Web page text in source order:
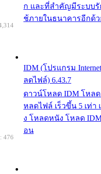
ก และที่สำคัญมีระบบ
ช้ภายในธนาคารอีกด้ว
IDM (โปรแกรม
ลดไฟล์) 6.43.7
ดาวน์โหลด IDM โหลด
หลดไฟล์ เร็วขึ้น 5 เท่า
ง โหลดหนัง โหลด
อน
476